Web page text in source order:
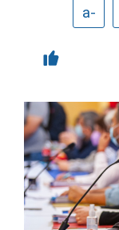
a-